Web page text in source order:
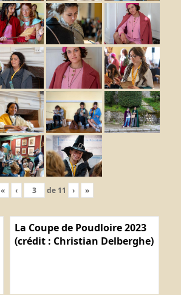
« ‹ de 11 › »
La Coupe de Poudloire 2023
(crédit : Christian Delberghe)